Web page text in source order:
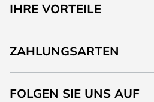
IHRE VORTEILE
ZAHLUNGSARTEN
FOLGEN SIE UNS AUF